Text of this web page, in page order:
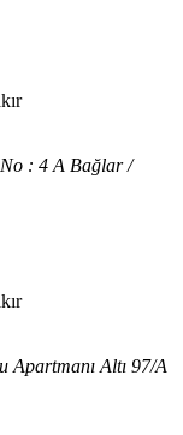
: 4 A Bağlar /
Apartmanı Altı 97/A